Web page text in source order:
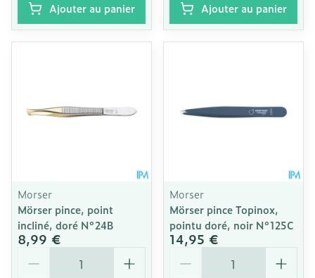
Ajouter au panier Ajouter au panier
Morser
Mörser pince, point
incliné, doré N°24B
8,99 €
Morser
Mörser pince Topinox,
pointu doré, noir N°125C
14,95 €